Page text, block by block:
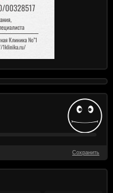
Сохранить